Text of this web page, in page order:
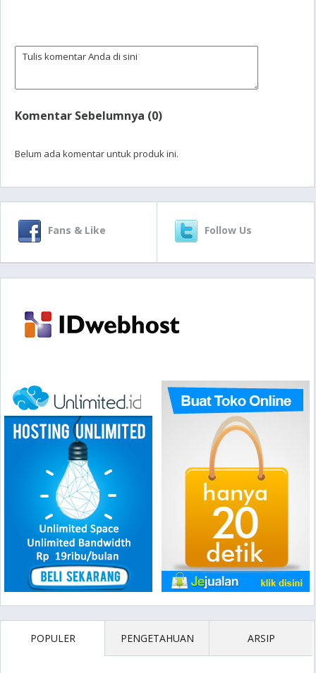
Komentar Sebelumnya (0)
Belum ada komentar untuk produk ini.
Fans & Like Follow Us
POPULER PENGETAHUAN ARSIP